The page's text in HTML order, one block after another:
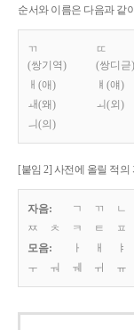
순서와 이름은 다음과 같
ㄲ
(쌍기역)
ㄸ
(쌍디귿)
ㅐ(애)
ㅒ(얘)
ㅙ(왜)
ㅚ(외)
ㅢ(의)
[붙임 2] 사전에 올릴 적
자음: ㄱ ㄲ ㄴ
ㅉ
ㅊ ㅋ ㅌ ㅍ
모음:
ㅏ ㅐ ㅑ
ㅜ
ㅝ ㅞ ㅟ ㅠ